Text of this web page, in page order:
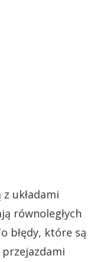
układami
równoległych
błędy, które są